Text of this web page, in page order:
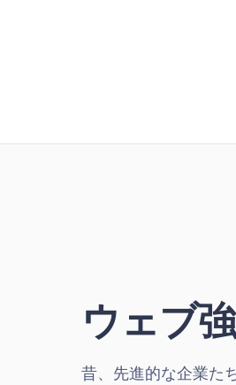
ウェブ
昔、先進的な企業た